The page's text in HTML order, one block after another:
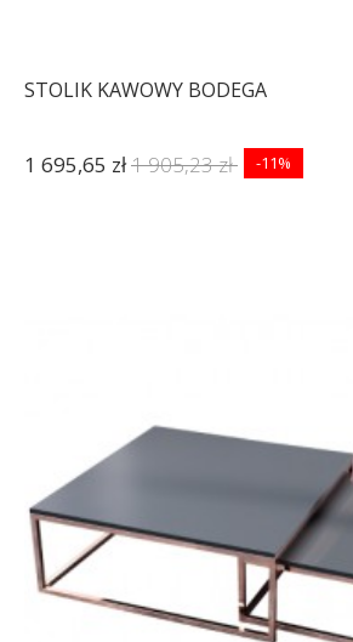
STOLIK KAWOWY BODEGA
1 695,65 zł1 905,23 zł -11%